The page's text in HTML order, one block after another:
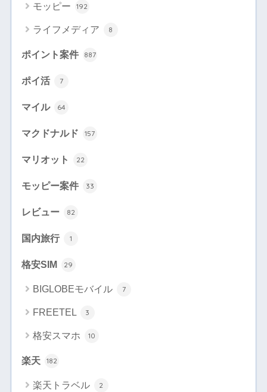
モッピー 192
ライフメディア 8
ポイント案件 887
ポイ活 7
マイル 64
マクドナルド 157
マリオット 22
モッピー案件 33
レビュー 82
国内旅行 1
格安SIM 29
BIGLOBEモバイル 7
FREETEL 3
格安スマホ 10
楽天 182
楽天トラベル 2